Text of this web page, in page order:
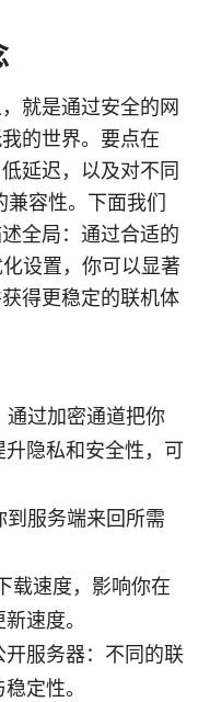
就是通过安全的网
的世界。要点在
延迟，以及对不同
兼容性。下面我们
全局：通过合适的
设置，你可以显著
得更稳定的联机体
通过加密通道把你
隐私和安全性，可
服务端来回所需
载速度，影响你在
速度。
服务器：不同的联
定性。